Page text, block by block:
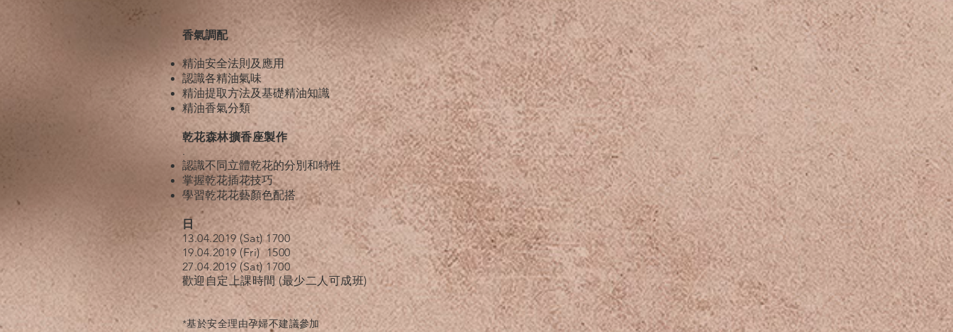
香氣調配
精油安全法則及應用
認識各精油氣味
精油提取方法及基礎精油知識
精油香氣分類
乾花森林擴香座製作
.
認識不同立體乾花的分別和特性
掌握乾花插花技巧
學習乾花花藝顏色配搭
日
13.04.2019 (Sat) 1700
19.04.2019 (Fri) 1500
27.04.2019 (Sat) 1700
歡迎自定上課時間 (最少二人可成班)
*基於安全理由孕婦不建議參加